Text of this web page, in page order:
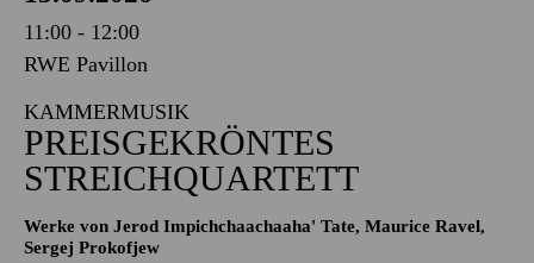
11:00 - 12:00
RWE Pavillon
KAMMERMUSIK
PREISGEKRÖNTES
STREICHQUARTETT
Werke von Jerod Impichchaachaaha' Tate, Maurice Ravel,
Sergej Prokofjew